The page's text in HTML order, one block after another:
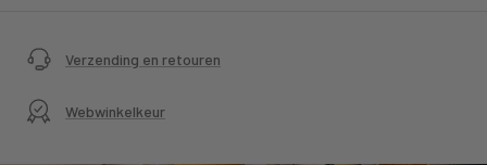
Verzending en retouren
Webwinkelkeur